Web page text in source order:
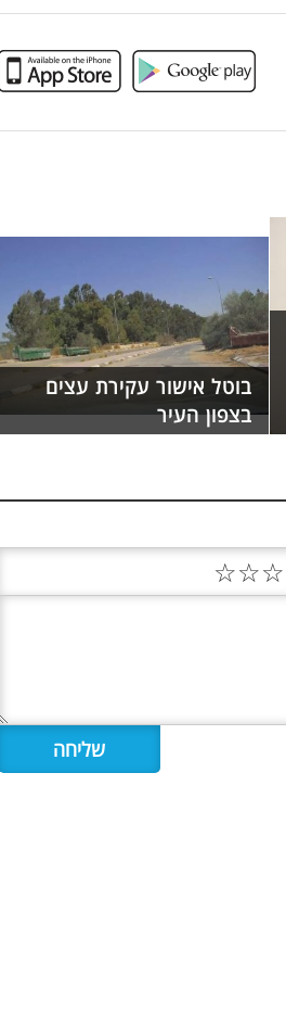
בוטל אישור עקירת עצים
בצפון העיר
☆
☆
☆